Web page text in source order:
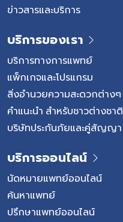
ข่าวสารและบริการ
บริการของเรา
บริการทางการแพทย์
แพ็กเกจและโปรแกรม
สิ่งอำนวยความสะดวกต่างๆ
คำแนะนำ สำหรับชาวต่างชาติ
บริษัทประกันภัยและคู่สัญญา
บริการออนไลน์
นัดหมายแพทย์ออนไลน์
ค้นหาแพทย์
ปรึกษาแพทย์ออนไลน์